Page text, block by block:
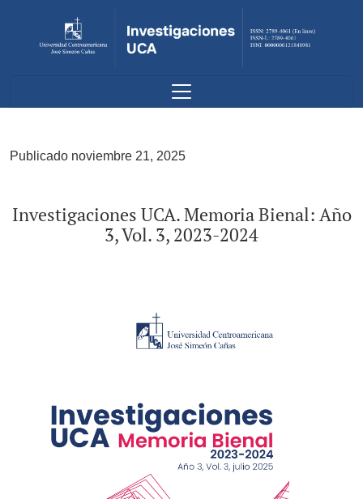
Investigaciones UCA. Memoria Bienal: Año 3, Vol. 3, 2023-
Publicado noviembre 21, 2025
Investigaciones UCA. Memoria Bienal: Año
3, Vol. 3, 2023-2024